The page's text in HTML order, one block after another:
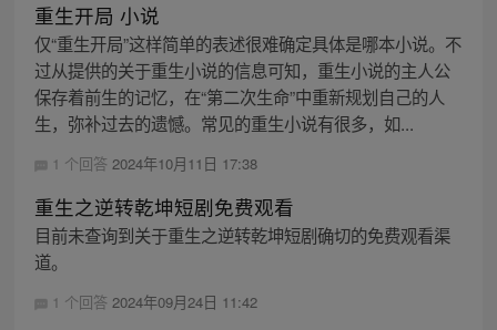
重生开局 小说
仅“重生开局”这样简单的表述很难确定具体是哪本小说。不
过从提供的关于重生小说的信息可知，重生小说的主人公
保存着前生的记忆，在“第二次生命”中重新规划自己的人
生，弥补过去的遗憾。常见的重生小说有很多，如...
1 个回答 2024年10月11日 17:38
重生之逆转乾坤短剧免费观看
目前未查询到关于重生之逆转乾坤短剧确切的免费观看渠
道。
1 个回答 2024年09月24日 11:42